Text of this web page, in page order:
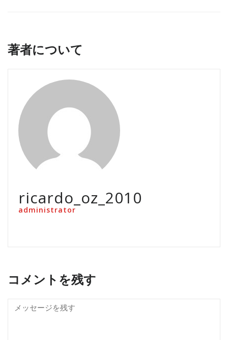
著者について
ricardo_oz_2010
administrator
コメントを残す